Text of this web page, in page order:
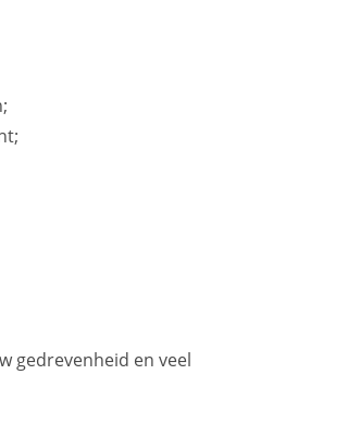
gedrevenheid en veel